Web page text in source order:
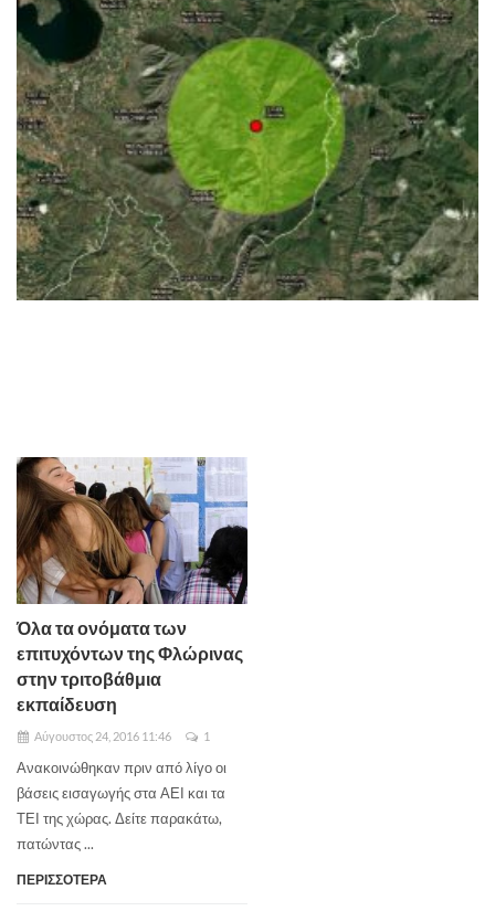
Όλα τα ονόματα των
επιτυχόντων της Φλώρινας
στην τριτοβάθμια
εκπαίδευση
Αύγουστος 24, 2016 11:46 1
Ανακοινώθηκαν πριν από λίγο οι
βάσεις εισαγωγής στα ΑΕΙ και τα
ΤΕΙ της χώρας. Δείτε παρακάτω,
πατώντας ...
ΠΕΡΙΣΣΟΤΕΡΑ